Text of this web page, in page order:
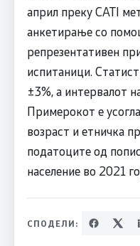
април преку CATI
анкетирање со
репрезентативен
испитаници.
±3%, а интервалот
Примерокот е
возраст и етничка
податоците од
население во 2021
СПОДЕЛИ: